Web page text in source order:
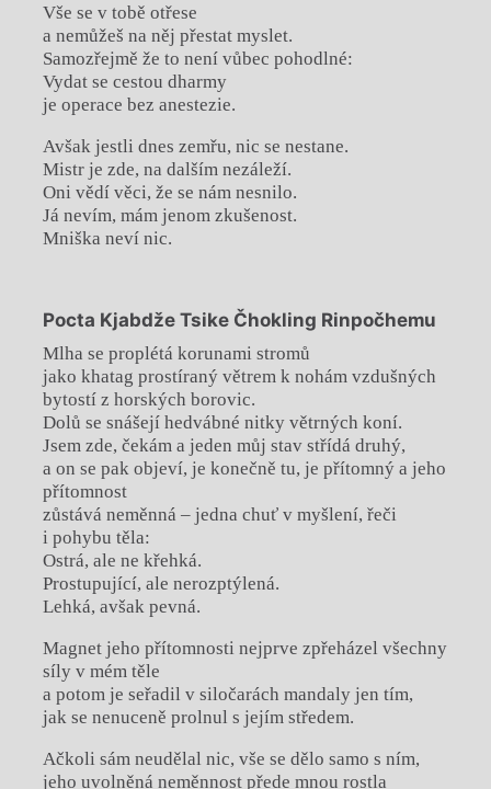
Vše se v tobě otřese
a nemůžeš na něj přestat myslet.
Samozřejmě že to není vůbec pohodlné:
Vydat se cestou dharmy
je operace bez anestezie.
Avšak jestli dnes zemřu, nic se nestane.
Mistr je zde, na dalším nezáleží.
Oni vědí věci, že se nám nesnilo.
Já nevím, mám jenom zkušenost.
Mniška neví nic.
Pocta Kjabdže Tsike Čhokling Rinpočhemu
Mlha se proplétá korunami stromů
jako khatag prostíraný větrem k nohám vzdušných
bytostí z horských borovic.
Dolů se snášejí hedvábné nitky větrných koní.
Jsem zde, čekám a jeden můj stav střídá druhý,
a on se pak objeví, je konečně tu, je přítomný a jeho
přítomnost
zůstává neměnná – jedna chuť v myšlení, řeči
i pohybu těla:
Ostrá, ale ne křehká.
Prostupující, ale nerozptýlená.
Lehká, avšak pevná.
Magnet jeho přítomnosti nejprve zpřeházel všechny
síly v mém těle
a potom je seřadil v siločarách mandaly jen tím,
jak se nenuceně prolnul s jejím středem.
Ačkoli sám neudělal nic, vše se dělo samo s ním,
jeho uvolněná neměnnost přede mnou rostla